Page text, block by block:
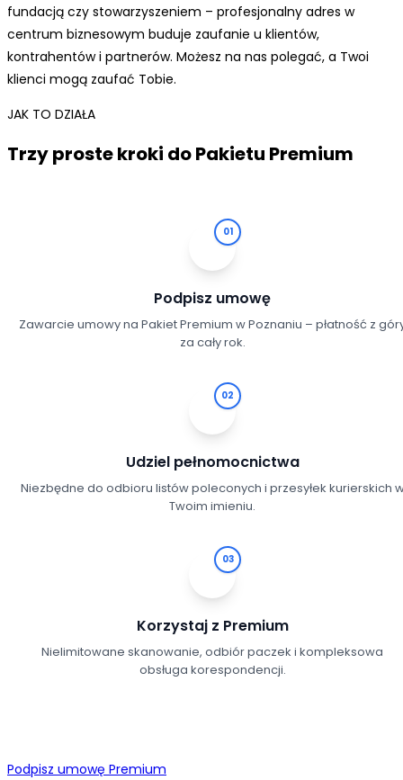
fundacją czy stowarzyszeniem – profesjonalny adres w
centrum biznesowym buduje zaufanie u klientów,
kontrahentów i partnerów. Możesz na nas polegać, a Twoi
klienci mogą zaufać Tobie.
JAK TO DZIAŁA
Trzy proste kroki do Pakietu Premium
01
Podpisz umowę
Zawarcie umowy na Pakiet Premium w Poznaniu – płatność z
za cały rok.
02
Udziel pełnomocnictwa
Niezbędne do odbioru listów poleconych i przesyłek kurierskich
Twoim imieniu.
03
Korzystaj z Premium
Nielimitowane skanowanie, odbiór paczek i kompleksowa
obsługa korespondencji.
Podpisz umowę Premium